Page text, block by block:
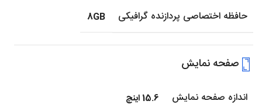
حافظه اختصاصی پردازنده گرافیکی 8GB
صفحه نمایش
اندازه صفحه نمایش 15.6 اینچ